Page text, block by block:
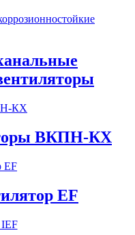
ВКПН-КХ
EF